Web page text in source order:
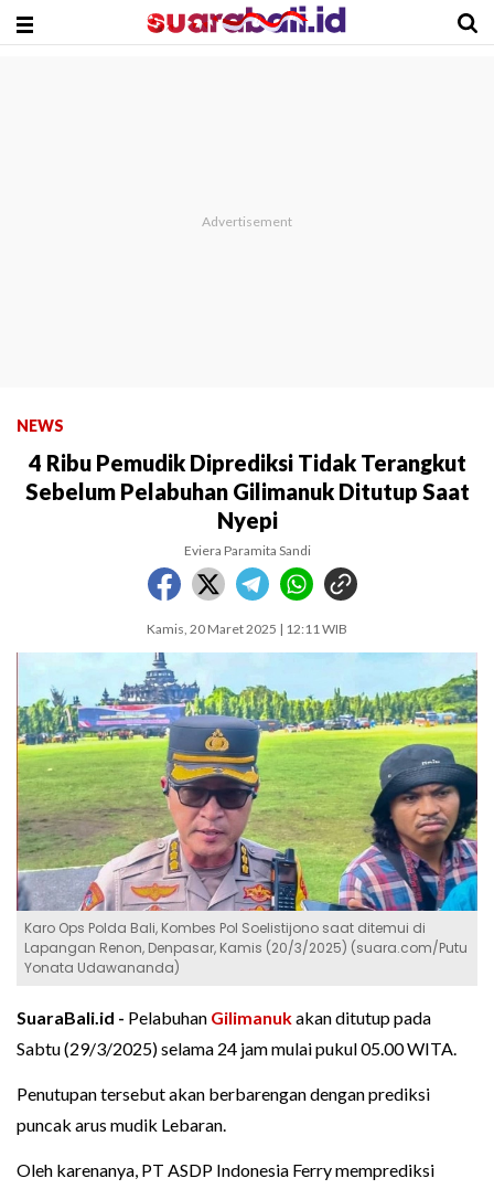
NEWS
4 Ribu Pemudik Diprediksi Tidak Terangkut
Sebelum Pelabuhan Gilimanuk Ditutup Saat
Nyepi
Eviera Paramita Sandi
Kamis, 20 Maret 2025 | 12:11 WIB
Karo Ops Polda Bali, Kombes Pol Soelistijono saat ditemui di
Lapangan Renon, Denpasar, Kamis (20/3/2025) (suara.com/Putu
Yonata Udawananda)
SuaraBali.id - Pelabuhan Gilimanukakan ditutup pada
Sabtu (29/3/2025) selama 24 jam mulai pukul 05.00 WITA.
Penutupan tersebut akan berbarengan dengan prediksi
puncak arus mudik Lebaran.
Oleh karenanya, PT ASDP Indonesia Ferry memprediksi